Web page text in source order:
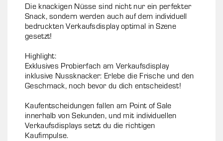
Die knackigen Nüsse sind nicht nur ein perfekter
Snack, sondern werden auch auf dem individuell
bedruckten Verkaufsdisplay optimal in Szene
gesetzt!
Highlight:
Exklusives Probierfach am Verkaufsdisplay
inklusive Nussknacker: Erlebe die Frische und den
Geschmack, noch bevor du dich entscheidest!
Kaufentscheidungen fallen am Point of Sale
innerhalb von Sekunden, und mit individuellen
Verkaufsdisplays setzt du die richtigen
Kaufimpulse.